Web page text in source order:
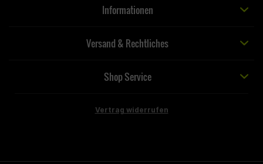
Informationen
Versand & Rechtliches
Shop Service
Vertrag widerrufen